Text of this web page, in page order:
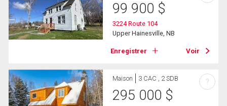
99 900 $
3224 Route 104
Upper Hainesville, NB
Enregistrer Voir
Maison 3 CAC , 2 SDB
295 000 $
?